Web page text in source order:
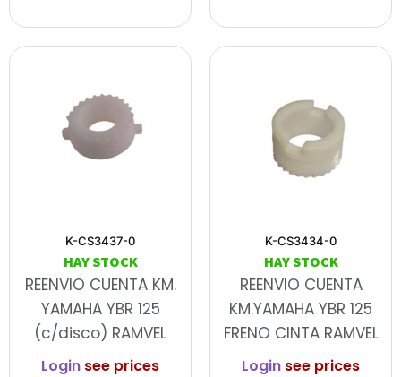
K-CS3437-0
HAY STOCK
REENVIO CUENTA KM.
YAMAHA YBR 125
(c/disco) RAMVEL
Login see prices
K-CS3434-0
HAY STOCK
REENVIO CUENTA
KM.YAMAHA YBR 125
FRENO CINTA RAMVEL
Login see prices